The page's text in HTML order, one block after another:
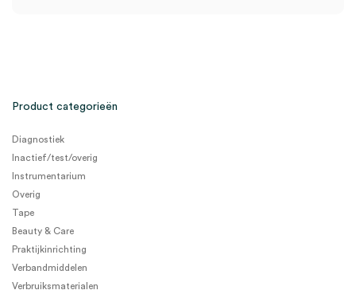
Product categorieën
Diagnostiek
Inactief/test/overig
Instrumentarium
Overig
Tape
Beauty & Care
Praktijkinrichting
Verbandmiddelen
Verbruiksmaterialen